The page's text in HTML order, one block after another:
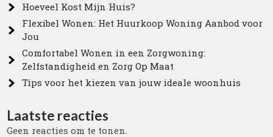
Hoeveel Kost Mijn Huis?
Flexibel Wonen: Het Huurkoop Woning Aanbod voor
Jou
Comfortabel Wonen in een Zorgwoning:
Zelfstandigheid en Zorg Op Maat
Tips voor het kiezen van jouw ideale woonhuis
Laatste reacties
Geen reacties om te tonen.